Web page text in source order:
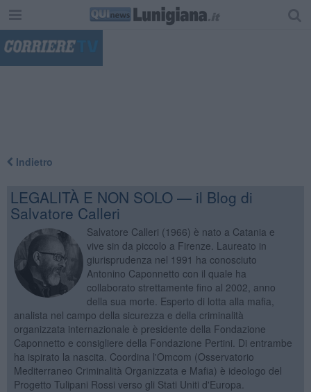
Indietro
LEGALITÀ E NON SOLO — il Blog di
Salvatore Calleri
Salvatore Calleri (1966) è nato a Catania e
vive sin da piccolo a Firenze. Laureato in
giurisprudenza nel 1991 ha conosciuto
Antonino Caponnetto con il quale ha
collaborato strettamente fino al 2002, anno
della sua morte. Esperto di lotta alla mafia,
analista nel campo della sicurezza e della criminalità
organizzata internazionale è presidente della Fondazione
Caponnetto e consigliere della Fondazione Pertini. Di entrambe
ha ispirato la nascita. Coordina l'Omcom (Osservatorio
Mediterraneo Criminalità Organizzata e Mafia) è ideologo del
Progetto Tulipani Rossi verso gli Stati Uniti d'Europa.